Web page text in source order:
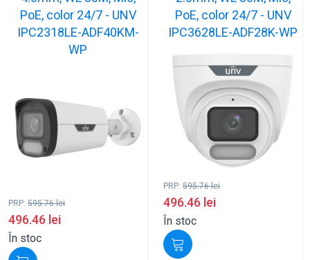
PoE, color 24/7 - UNV
IPC2318LE-ADF40KM-
WP
PRP: 595.76lei
496.46 lei
În stoc
PoE, color 24/7 - UNV
IPC3628LE-ADF28K-WP
PRP: 595.76lei
496.46 lei
În stoc